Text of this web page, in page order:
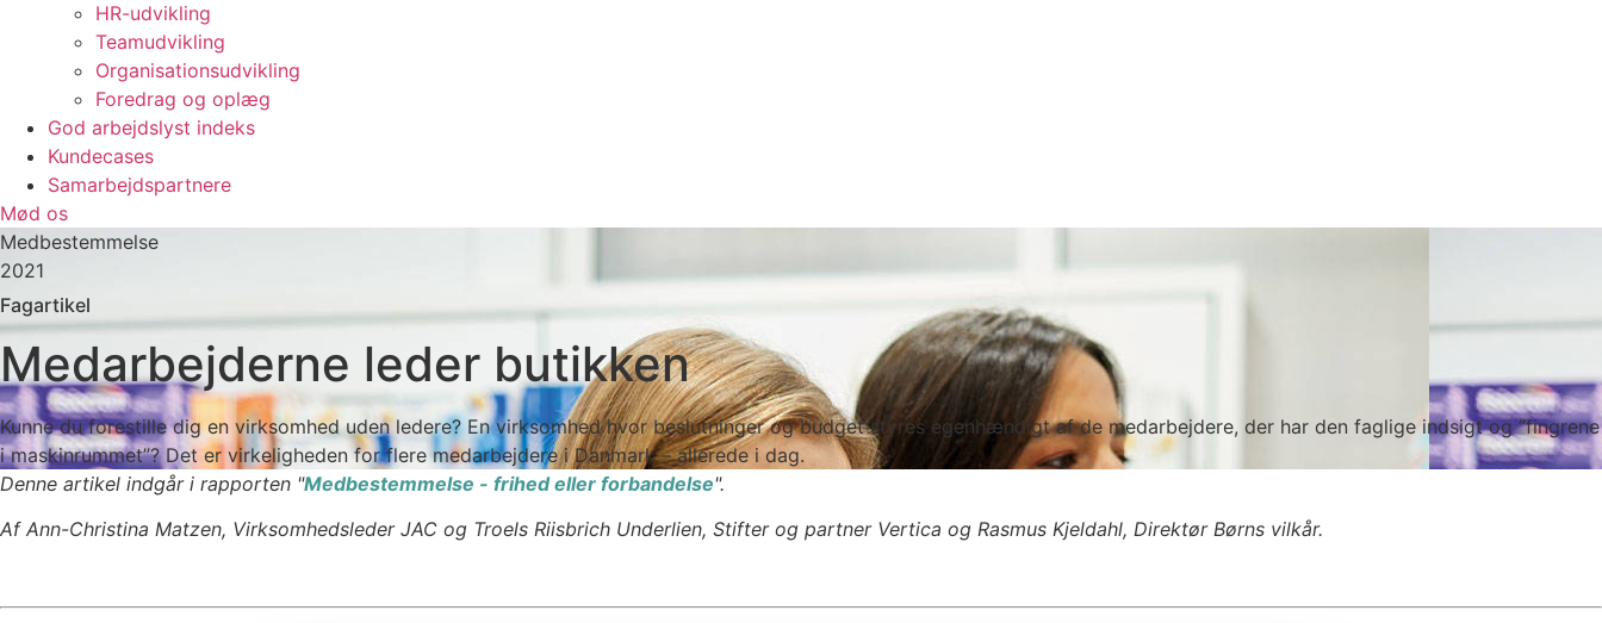
HR-udvikling
Teamudvikling
Organisationsudvikling
Foredrag og oplæg
God arbejdslyst indeks
Kundecases
Samarbejdspartnere
Mød os
Medbestemmelse
2021
Fagartikel
Medarbejderne leder butikken
Kunne du forestille dig en virksomhed uden ledere? En virksomhed hvor beslutninger og budget styres egenhændigt af de medarbejdere, der har den faglige indsigt og ”fingrene
i maskinrummet”? Det er virkeligheden for flere medarbejdere i Danmark – allerede i dag.
Denne artikel indgår i rapporten "Medbestemmelse - frihed eller forbandelse".
Af Ann-Christina Matzen, Virksomhedsleder JAC og Troels Riisbrich Underlien, Stifter og partner Vertica og Rasmus Kjeldahl, Direktør Børns vilkår.